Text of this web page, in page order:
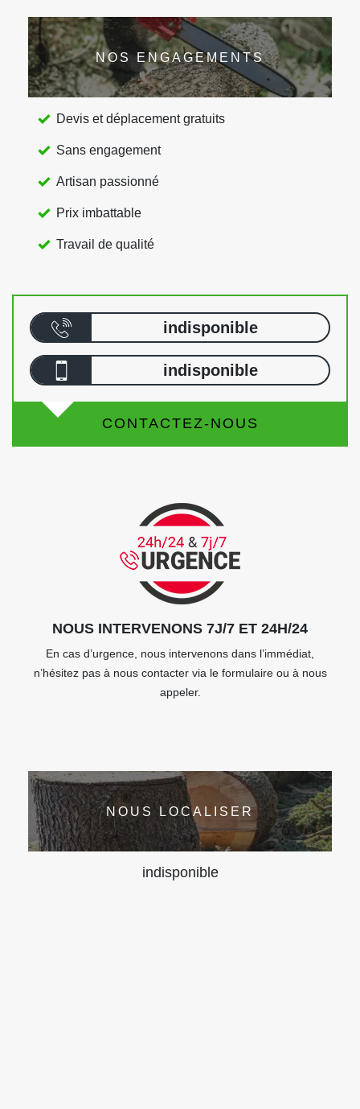
NOS ENGAGEMENTS
Devis et déplacement gratuits
Sans engagement
Artisan passionné
Prix imbattable
Travail de qualité
indisponible
indisponible
CONTACTEZ-NOUS
NOUS INTERVENONS 7J/7 ET 24H/24
En cas d’urgence, nous intervenons dans l’immédiat,
n’hésitez pas à nous contacter via le formulaire ou à nous
appeler.
NOUS LOCALISER
indisponible